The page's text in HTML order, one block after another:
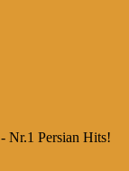
آهنگهای درهم - Nr.1 Persian Hits!